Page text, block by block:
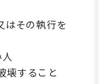
その執行を
壊すること